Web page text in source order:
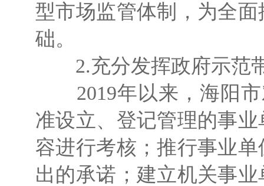
型市场监管体制，为全
础。
2.充分发挥政府示范
2019年以来，海阳市
准设立、登记管理的事
容进行考核；推行事业
出的承诺；建立机关事